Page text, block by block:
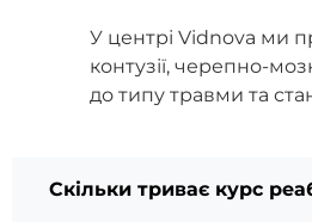
У центрі Vidnova ми
контузії, черепно-
до типу травми та
Скільки триває курс